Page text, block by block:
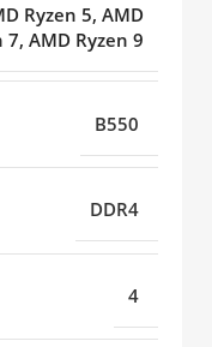
Ryzen 5, AMD
7, AMD Ryzen 9
B550
DDR4
4